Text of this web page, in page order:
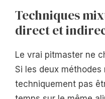
Techniques
direct et
Le vrai pitmaster ne
Si les deux méthodes
techniquement pas